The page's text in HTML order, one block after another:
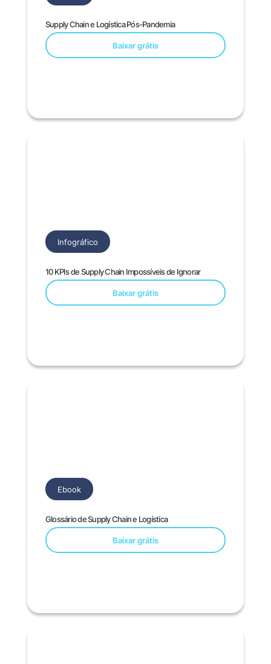
Supply Chain e Logística Pós-Pandemia
Baixar grátis
10 KPIs de Supply Chain Impossíveis de Ignorar
Baixar grátis
Infográfico
Glossário de Supply Chain e Logística
Baixar grátis
Ebook